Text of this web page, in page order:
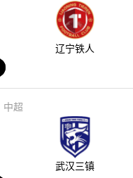
辽宁铁人
中超
武汉三镇